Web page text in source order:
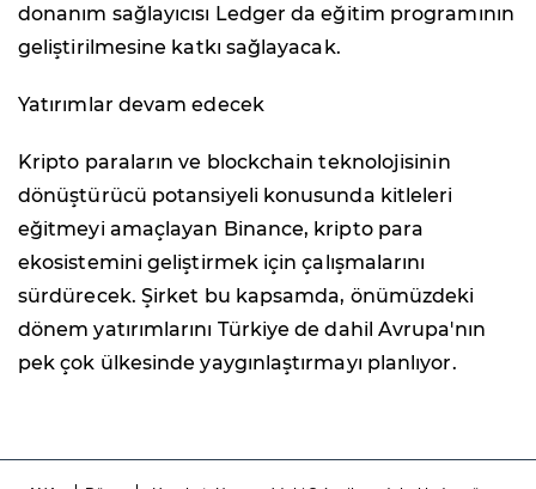
donanım sağlayıcısı Ledger da eğitim programının
geliştirilmesine katkı sağlayacak.
Yatırımlar devam edecek
Kripto paraların ve blockchain teknolojisinin
dönüştürücü potansiyeli konusunda kitleleri
eğitmeyi amaçlayan Binance, kripto para
ekosistemini geliştirmek için çalışmalarını
sürdürecek. Şirket bu kapsamda, önümüzdeki
dönem yatırımlarını Türkiye de dahil Avrupa'nın
pek çok ülkesinde yaygınlaştırmayı planlıyor.